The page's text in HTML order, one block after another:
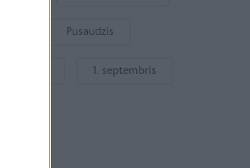
Pusaudzis
1. septembris